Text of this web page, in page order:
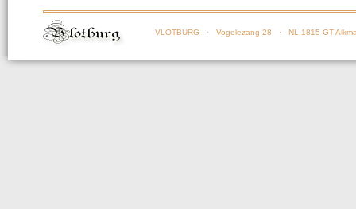
VLOTBURG · Vogelezang 28 · NL-1815 GT